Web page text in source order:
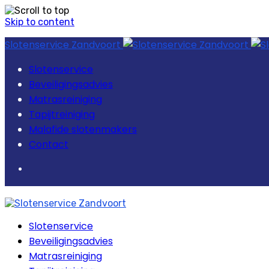
Skip to content
Slotenservice Zandvoort
Slotenservice
Beveiligingsadvies
Matrasreiniging
Tapijtreiniging
Malafide slotenmakers
Contact
Slotenservice
Beveiligingsadvies
Matrasreiniging